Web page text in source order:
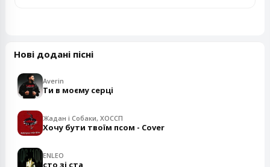
Нові додані пісні
Averin
Ти в моєму серці
Жадан і Собаки, ХОССП
Хочу бути твоїм псом - Cover
ENLEO
сто зі ста